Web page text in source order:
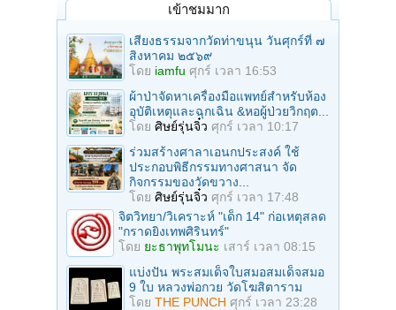
เข้าชมมาก
เสียงธรรมจากวัดท่าขนุน วันศุกร์ที่ ๗
สิงหาคม ๒๕๖๙
โดย iamfu ศุกร์ เวลา 16:53
ผ้าป่าจัดหาเครื่องมือแพทย์สำหรับห้อง
อุบัติเหตุและฉุกเฉิน &หอผู้ป่วยวิกฤต...
โดย ศิษย์รุ่นจิ๋ว ศุกร์ เวลา 10:17
ร่วมสร้างศาลาเอนกประสงค์ ใช้
ประกอบพิธีกรรมทางศาสนา จัด
กิจกรรมของวัดขวาง...
โดย ศิษย์รุ่นจิ๋ว ศุกร์ เวลา 17:48
จิตวิทยา/วิเคราะห์ "เด็ก 14" ก่อเหตุสลด
"กราดยิงเทพศิรินทร์"
โดย ยะธาพุทโมนะ เสาร์ เวลา 08:15
แบ่งปัน พระสมเด็จใบสมอสมเด็จสมอ
9 ใบ หลวงพ่อกวย วัดโฆสิตาราม
โดย THE PUNCH ศุกร์ เวลา 23:28